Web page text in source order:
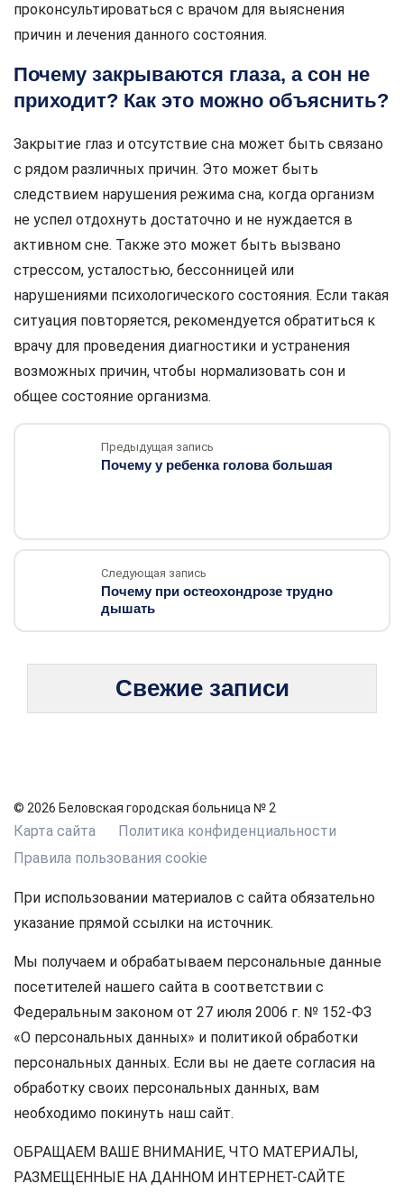
проконсультироваться с врачом для выяснения
причин и лечения данного состояния.
Почему закрываются глаза, а сон не
приходит? Как это можно объяснить?
Закрытие глаз и отсутствие сна может быть связано
с рядом различных причин. Это может быть
следствием нарушения режима сна, когда организм
не успел отдохнуть достаточно и не нуждается в
активном сне. Также это может быть вызвано
стрессом, усталостью, бессонницей или
нарушениями психологического состояния. Если такая
ситуация повторяется, рекомендуется обратиться к
врачу для проведения диагностики и устранения
возможных причин, чтобы нормализовать сон и
общее состояние организма.
Предыдущая запись
Почему у ребенка голова большая
Следующая запись
Почему при остеохондрозе трудно
дышать
Свежие записи
© 2026 Беловская городская больница № 2
Карта сайта
Политика конфиденциальности
Правила пользования cookie
При использовании материалов с сайта обязательно
указание прямой ссылки на источник.
Мы получаем и обрабатываем персональные данные
посетителей нашего сайта в соответствии с
Федеральным законом от 27 июля 2006 г. № 152-ФЗ
«О персональных данных» и политикой обработки
персональных данных. Если вы не даете согласия на
обработку своих персональных данных, вам
необходимо покинуть наш сайт.
ОБРАЩАЕМ ВАШЕ ВНИМАНИЕ, ЧТО МАТЕРИАЛЫ,
РАЗМЕЩЕННЫЕ НА ДАННОМ ИНТЕРНЕТ-САЙТЕ